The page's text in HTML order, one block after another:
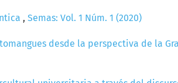
, Semas: Vol. 1 Núm. 1 (2020)
desde la perspectiva de la